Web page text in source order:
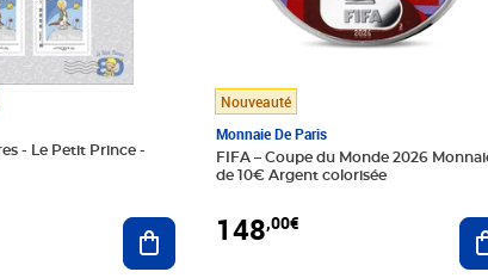
- Le Petit Prince -
Ajouter au panier
Nouveauté
Monnaie De Paris
FIFA – Coupe du Monde 2026
de 10€ Argent colorisée
148,00€